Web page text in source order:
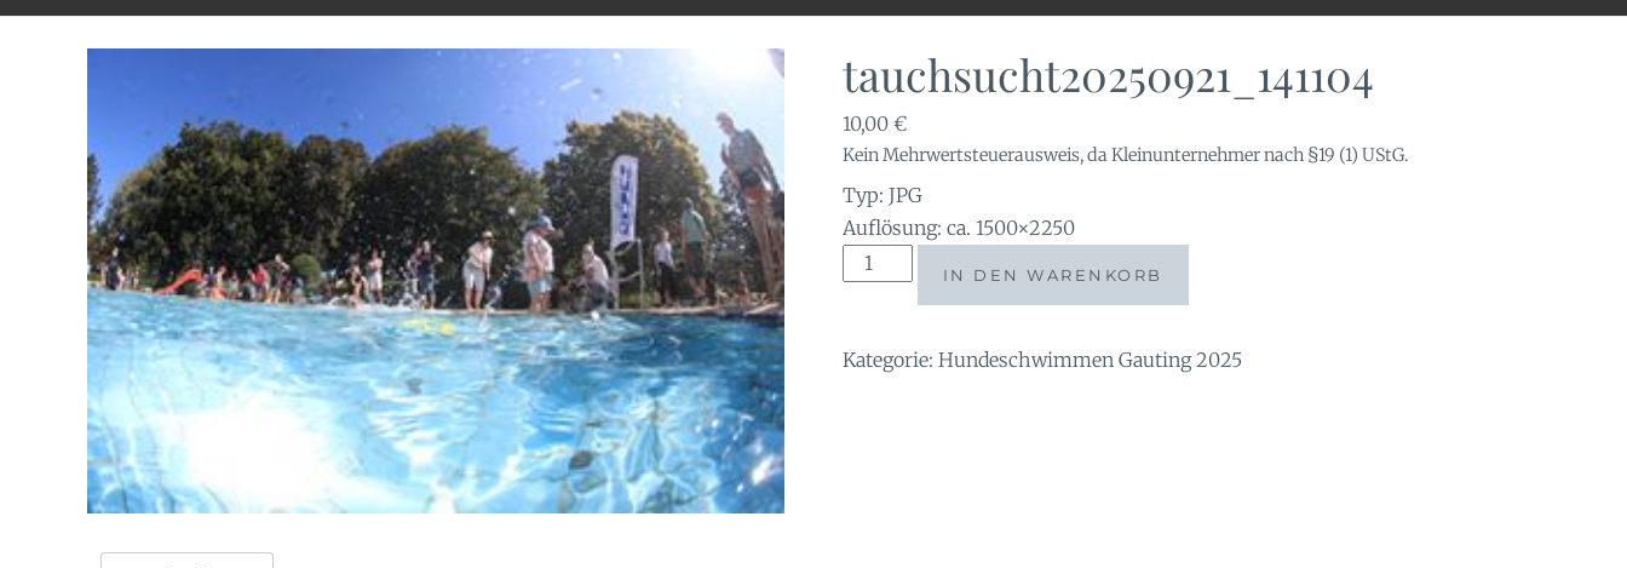
tauchsucht20250921_141104
10,00 €
Kein Mehrwertsteuerausweis, da Kleinunternehmer nach §19 (1) UStG.
Typ: JPG
Auflösung: ca. 1500×2250
tauchsucht20250921_141104
IN DEN WARENKORB
Kategorie: Hundeschwimmen Gauting 2025